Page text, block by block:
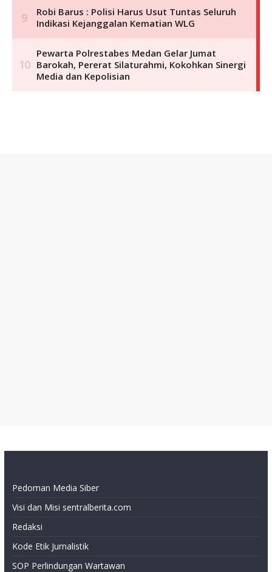
Pedoman Media Siber
Visi dan Misi sentralberita.com
Redaksi
Kode Etik Jurnalistik
SOP Perlindungan Wartawan